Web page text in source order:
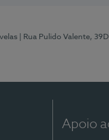
| Rua Pulido Valente,
Apoio